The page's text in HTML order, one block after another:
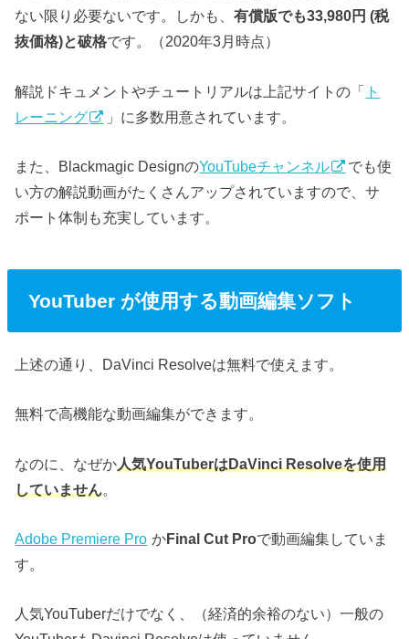
ない限り必要ないです。しかも、有償版でも33,980円 (税
抜価格)と破格です。（2020年3月時点）
解説ドキュメントやチュートリアルは上記サイトの「 ト
レーニング
」に多数用意されています。
また、Blackmagic DesignのYouTubeチャンネル
でも使
い方の解説動画がたくさんアップされていますので、サ
ポート体制も充実しています。
YouTuber が使用する動画編集ソフト
上述の通り、DaVinci Resolveは無料で使えます。
無料で高機能な動画編集ができます。
なのに、なぜか人気YouTuberはDaVinci Resolveを使用
していません。
Adobe Premiere Pro かFinal Cut Proで動画編集していま
す。
人気YouTuberだけでなく、（経済的余裕のない）一般の